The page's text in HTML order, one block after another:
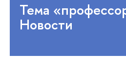
Тема
Новости